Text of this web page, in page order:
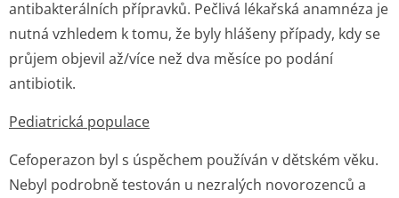
antibakterálních přípravků. Pečlivá lékařská anamnéza je
nutná vzhledem k tomu, že byly hlášeny případy, kdy se
průjem objevil až/více než dva měsíce po podání
antibiotik.
Pediatrická populace
Cefoperazon byl s úspěchem používán v dětském věku.
Nebyl podrobně testován u nezralých novorozenců a